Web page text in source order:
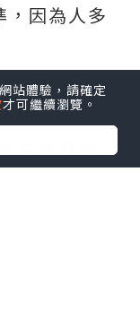
，因為人多
甜地，越食
方食唔到，
站體驗，請確定
才可繼續瀏覽。